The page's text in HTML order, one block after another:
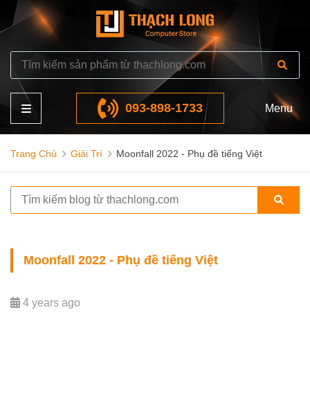
093-898-1733 Menu
Trang Chủ Giải Trí Moonfall 2022 - Phụ đề tiếng Việt
Moonfall 2022 - Phụ đề tiếng Việt
4 years ago